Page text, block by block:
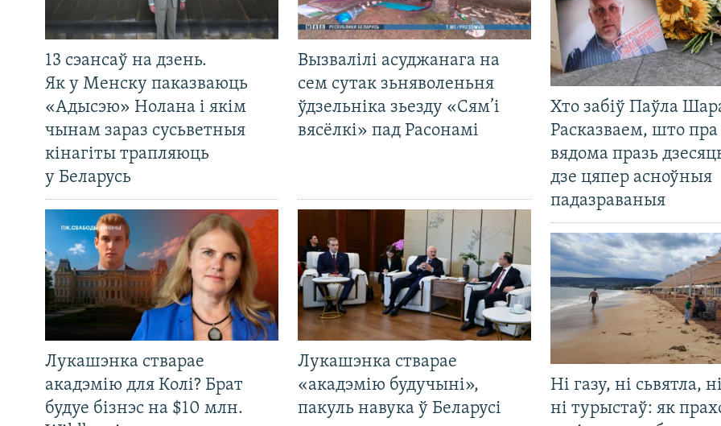
13 сэансаў на дзень.
Як у Менску паказваюць
«Адысэю» Нолана і якім
чынам зараз сусьветныя
кінагіты трапляюць
у Беларусь
Вызвалілі асуджанага на
сем сутак зьняволеньня
ўдзельніка зьезду «Сям’і
вясёлкі» пад Расонамі
Лукашэнка стварае
акадэмію для Колі? Брат
будуе бізнэс на $10 млн.
Лукашэнка стварае
«акадэмію будучыні»,
пакуль навука ў Беларусі
Хто забіў Паўла
Расказваем, што пра
вядома празь
дзе цяпер асноўныя
падазраваныя
Ні газу, ні сьвятла,
ні турыстаў: як